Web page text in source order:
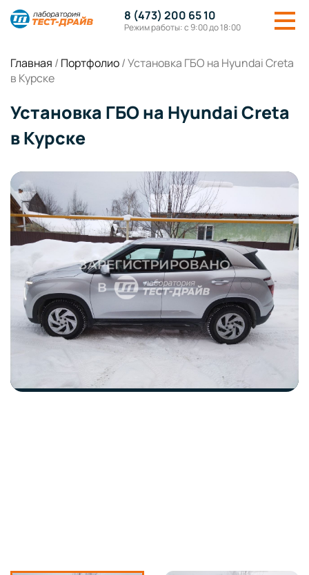
8 (473) 200 65 10
Режим работы: с 9:00 до 18:00
Главная / Портфолио/Установка ГБО на Hyundai Creta
в Курске
Установка ГБО на Hyundai Creta
в Курске